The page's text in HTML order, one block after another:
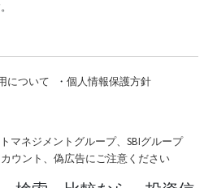
について ・ 個人情報保護方針
マネジメントグループ、SBIグループ
ウント、偽広告にご注意ください